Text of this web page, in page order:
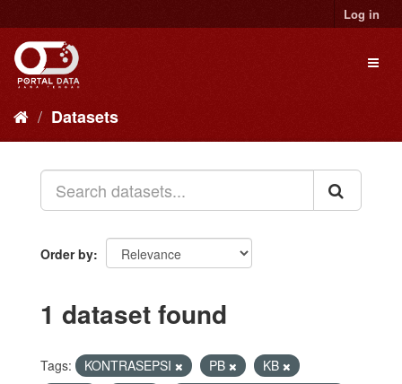
to
content
Log in
Datasets
Order by
1 dataset found
Tags: KONTRASEPSI PB
KB